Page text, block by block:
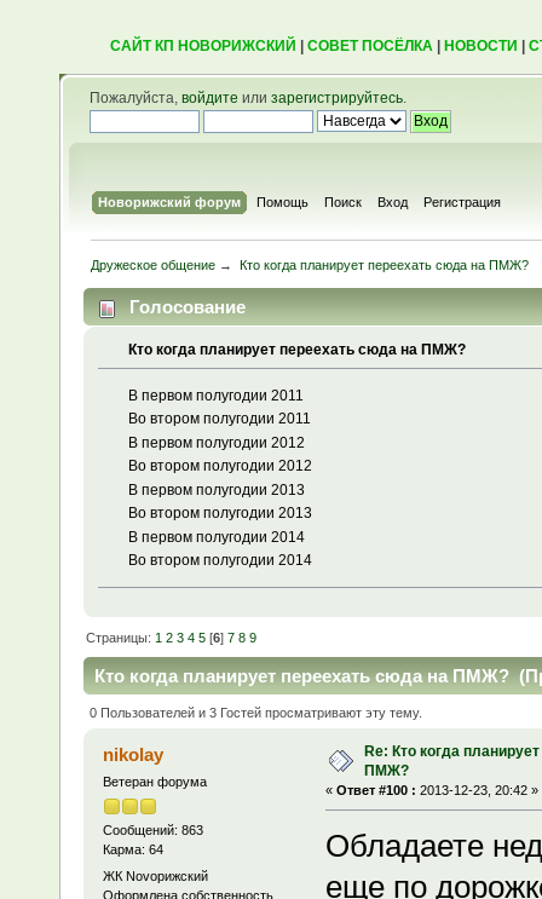
САЙТ КП НОВОРИЖСКИЙ СОВЕТ ПОСЁЛКА| НОВОСТИ
Пожалуйста, войдите или зарегистрируйтесь.
Новорижский форум Помощь Поиск Вход Регистрация
Дружеское общение → Кто когда планирует переехать сюда на ПМЖ?
Голосование
Кто когда планирует переехать сюда на ПМЖ?
В первом полугодии 2011
Во втором полугодии 2011
В первом полугодии 2012
Во втором полугодии 2012
В первом полугодии 2013
Во втором полугодии 2013
В первом полугодии 2014
Во втором полугодии 2014
Страницы: 1 2 3 4 5 [6]7 8 9
Кто когда планирует переехать сюда на ПМЖ?
0 Пользователей и 3 Гостей просматривают эту тему.
nikolay
Ветеран форума
Сообщений: 863
Карма: 64
ЖК Novoрижский
Оформлена собственность
Re: Кто когда
ПМЖ?
« Ответ #100 : 2013-12-23, 20:42 »
Обладаете
еще по